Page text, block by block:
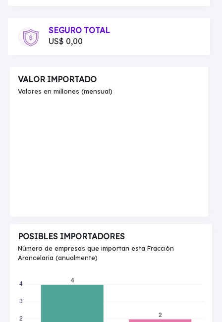
SEGURO TOTAL
US$ 0,00
VALOR IMPORTADO
Valores en millones (mensual)
POSIBLES IMPORTADORES
Número de empresas que importan esta Fracción
Arancelaria (anualmente)